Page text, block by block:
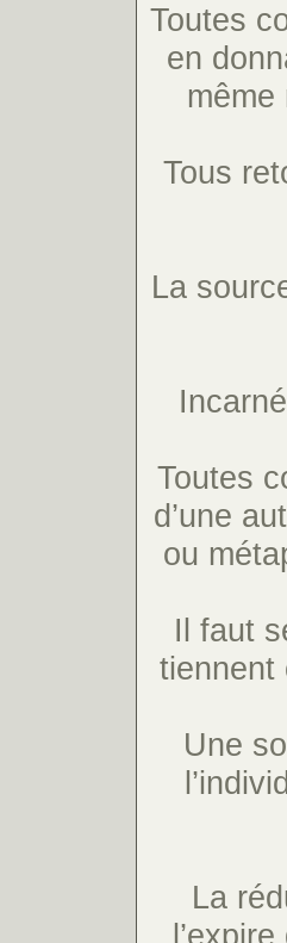
Toutes
en
Tous
La
Toutes
d’une
ou
Il faut
tiennent
Une
La